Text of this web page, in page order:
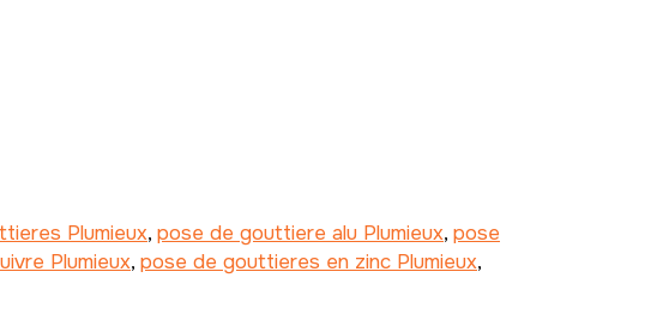
Plumieux, pose de gouttiere alu Plumieux, pose
Plumieux, pose de gouttieres en zinc Plumieux,